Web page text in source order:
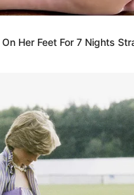
manatlıq
Her Feet For 7 Nights